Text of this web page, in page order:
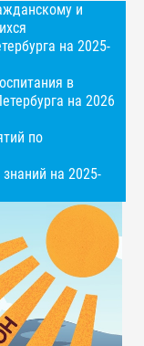
и
на 2025-
в
на 2026
по
на 2025-